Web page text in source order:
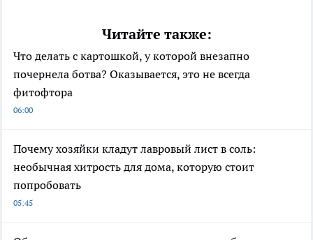
Читайте также:
Что делать с картошкой, у которой внезапно
почернела ботва? Оказывается, это не всегда
фитофтора
06:00
Почему хозяйки кладут лавровый лист в соль:
необычная хитрость для дома, которую стоит
попробовать
05:45